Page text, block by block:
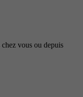
vous ou depuis